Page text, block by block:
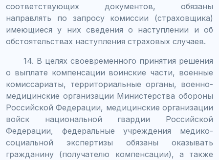
соответствующих документов, обязаны
направлять по запросу комиссии (страховщика)
имеющиеся у них сведения о наступлении и об
обстоятельствах наступления страховых случаев.
14. В целях своевременного принятия решения
о выплате компенсации воинские части, военные
комиссариаты, территориальные органы, военно-
медицинские организации Министерства обороны
Российской Федерации, медицинские организации
войск национальной гвардии Российской
Федерации, федеральные учреждения медико-
социальной экспертизы обязаны оказывать
гражданину (получателю компенсации), а также